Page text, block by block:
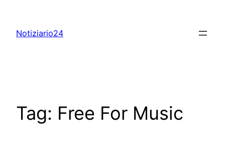
content
Notiziario24
Tag: Free For Music